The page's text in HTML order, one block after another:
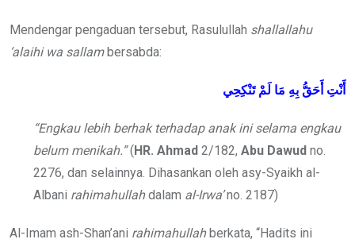
Mendengar pengaduan tersebut, Rasulullah shallallahu
‘alaihi wa sallambersabda:
أَنْتِ أَحَقُّ بِهِ مَا لَمْ تَنْكِحِي
“Engkau lebih berhak terhadap anak ini selama engkau
belum menikah.”(HR. Ahmad 2/182, Abu Dawud no.
2276, dan selainnya. Dihasankan oleh asy-Syaikh al-
Albani rahimahullahdalam al-Irwa’no. 2187)
Al-Imam ash-Shan’ani rahimahullahberkata, “Hadits ini